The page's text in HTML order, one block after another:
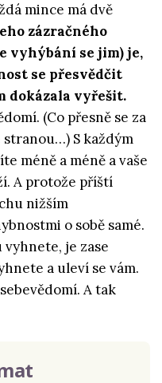
mince má dvě
zázračného
vyhýbání se jim) je,
se přesvědčit
dokázala vyřešit.
(Co přesně se za
S každým
méně a méně a vaše
A protože příští
nižším
o sobě samé.
vyhnete, je zase
a uleví se vám.
A tak